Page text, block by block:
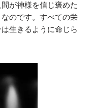
が神様を信じ褒めた
のです。すべての栄
生きるように命じら